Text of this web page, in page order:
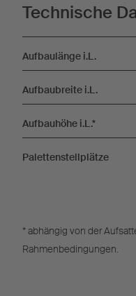
Technische
Aufbaulänge i.L.
Aufbaubreite i.L.
Aufbauhöhe i.L.*
Palettenstellplätze
* abhängig von der
Rahmenbedingungen.